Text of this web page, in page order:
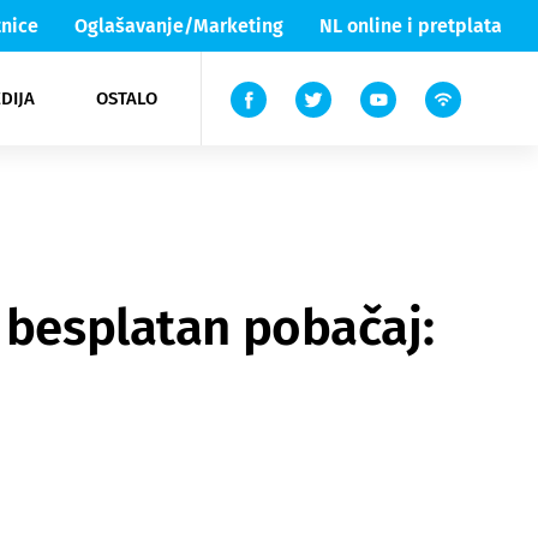
Oglašavanje/Marketing NL online i pretplata
OSTALO
Lika & Senj
TV
pobačaj: